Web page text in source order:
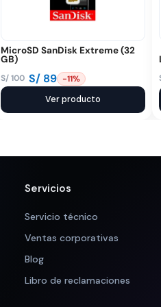
MicroSD SanDisk Extreme (32
GB)
S/100
El
original
S/ 89
El
actual
-11%
Ver producto
Servicios
Servicio técnico
Ventas corporativas
Blog
Libro de reclamaciones